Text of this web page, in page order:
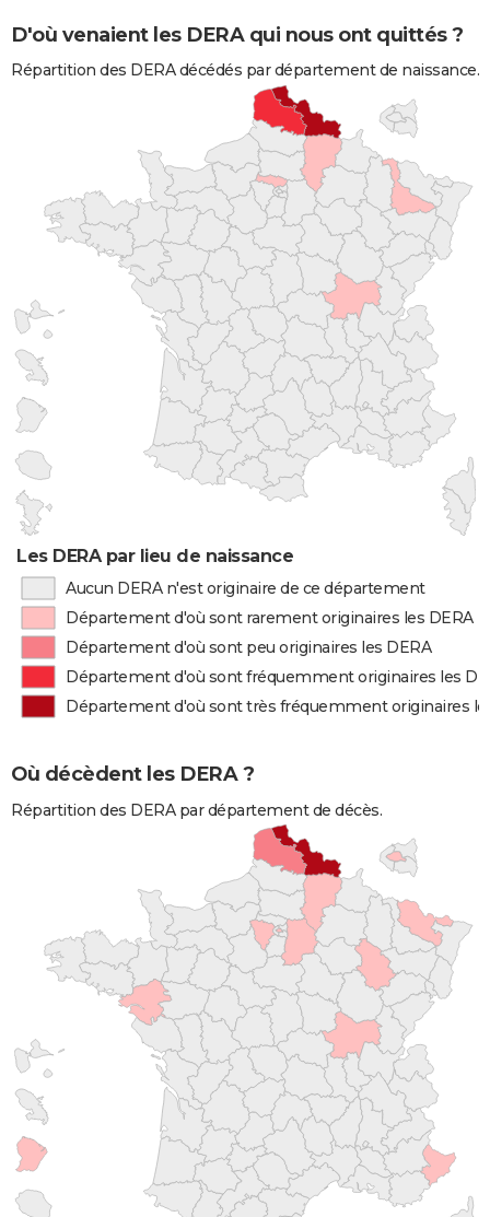
D'où venaient les DERA qui nous ont quittés ?
Répartition des DERA décédés par département de naissance.
Les DERA par lieu de naissance
Aucun DERA n'est originaire de ce département
Département d'où sont rarement originaires les DERA
Département d'où sont peu originaires les DERA
Département d'où sont fréquemment originaires les
Département d'où sont très fréquemment originaires
Où décèdent les DERA ?
Répartition des DERA par département de décès.